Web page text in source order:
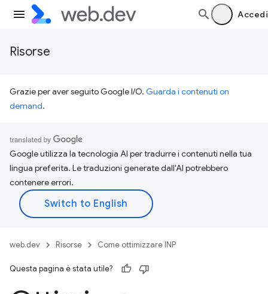
Accedi
Risorse
Grazie per aver seguito Google I/O. Guarda i contenuti on
demand.
Google utilizza la tecnologia AI per tradurre i contenuti nella tua
lingua preferita. Le traduzioni generate dall'AI potrebbero
contenere errori.
web.dev Risorse Come ottimizzare INP
Questa pagina è stata utile?